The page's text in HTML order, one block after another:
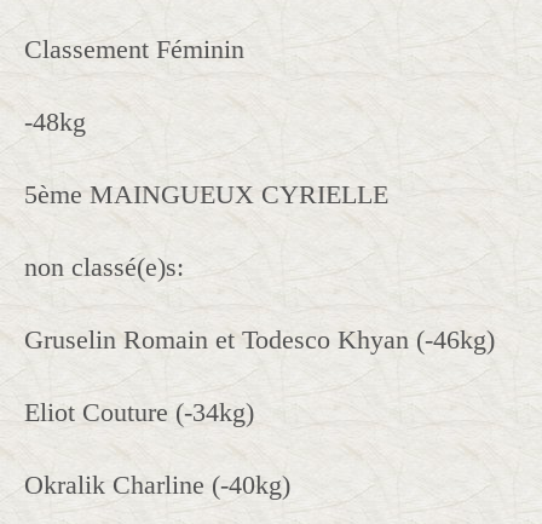
Classement Féminin
-48kg
5ème MAINGUEUX CYRIELLE
non classé(e)s:
Gruselin Romain et Todesco Khyan (-46kg)
Eliot Couture (-34kg)
Okralik Charline (-40kg)